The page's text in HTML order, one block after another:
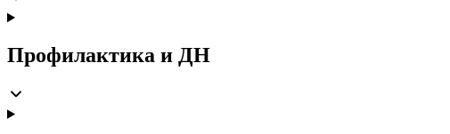
Профилактика и ДН